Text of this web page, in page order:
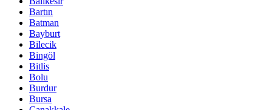
Bartın
Batman
Bayburt
Bilecik
Bingöl
Bitlis
Bolu
Burdur
Bursa